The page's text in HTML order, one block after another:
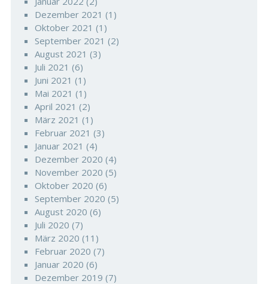
Dezember 2021 (1)
Oktober 2021 (1)
September 2021 (2)
August 2021 (3)
Juli 2021 (6)
Juni 2021 (1)
Mai 2021 (1)
April 2021 (2)
März 2021 (1)
Februar 2021 (3)
Januar 2021 (4)
Dezember 2020 (4)
November 2020 (5)
Oktober 2020 (6)
September 2020 (5)
August 2020 (6)
Juli 2020 (7)
März 2020 (11)
Februar 2020 (7)
Januar 2020 (6)
Dezember 2019 (7)